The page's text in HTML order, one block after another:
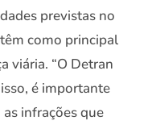
previstas no
como principal
viária. “O Detran
é importante
infrações que